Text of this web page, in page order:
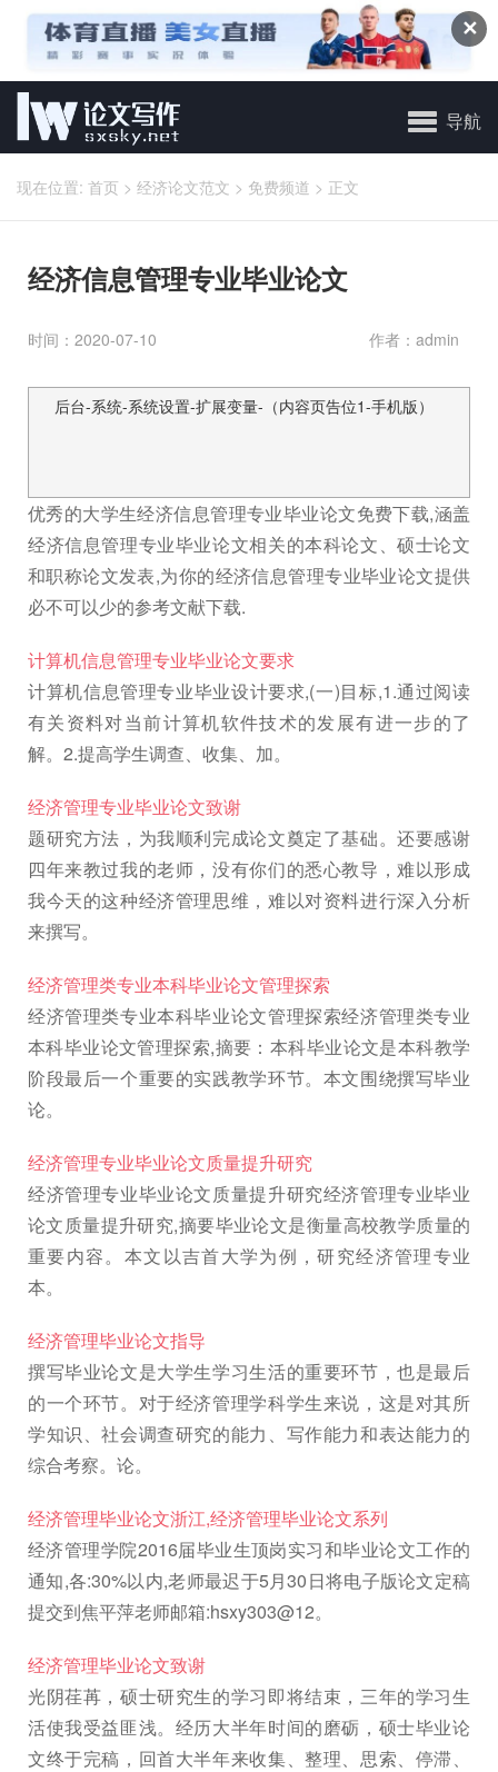
✕
导航
现在位置: 首页 > 经济论文范文 > 免费频道 > 正文
经济信息管理专业毕业论文
时间：2020-07-10 作者：admin
后台-系统-系统设置-扩展变量-（内容页告位1-手机版）
优秀的大学生经济信息管理专业毕业论文免费下载,涵盖
经济信息管理专业毕业论文相关的本科论文、硕士论文
和职称论文发表,为你的经济信息管理专业毕业论文提供
必不可以少的参考文献下载.
计算机信息管理专业毕业论文要求
计算机信息管理专业毕业设计要求,(一)目标,1.通过阅读
有关资料对当前计算机软件技术的发展有进一步的了
解。2.提高学生调查、收集、加。
经济管理专业毕业论文致谢
题研究方法，为我顺利完成论文奠定了基础。还要感谢
四年来教过我的老师，没有你们的悉心教导，难以形成
我今天的这种经济管理思维，难以对资料进行深入分析
来撰写。
经济管理类专业本科毕业论文管理探索
经济管理类专业本科毕业论文管理探索经济管理类专业
本科毕业论文管理探索,摘要：本科毕业论文是本科教学
阶段最后一个重要的实践教学环节。本文围绕撰写毕业
论。
经济管理专业毕业论文质量提升研究
经济管理专业毕业论文质量提升研究经济管理专业毕业
论文质量提升研究,摘要毕业论文是衡量高校教学质量的
重要内容。本文以吉首大学为例，研究经济管理专业
本。
经济管理毕业论文指导
撰写毕业论文是大学生学习生活的重要环节，也是最后
的一个环节。对于经济管理学科学生来说，这是对其所
学知识、社会调查研究的能力、写作能力和表达能力的
综合考察。论。
经济管理毕业论文浙江,经济管理毕业论文系列
经济管理学院2016届毕业生顶岗实习和毕业论文工作的
通知,各:30%以内,老师最迟于5月30日将电子版论文定稿
提交到焦平萍老师邮箱:hsxy303@12。
经济管理毕业论文致谢
光阴荏苒，硕士研究生的学习即将结束，三年的学习生
活使我受益匪浅。经历大半年时间的磨砺，硕士毕业论
文终于完稿，回首大半年来收集、整理、思索、停滞、